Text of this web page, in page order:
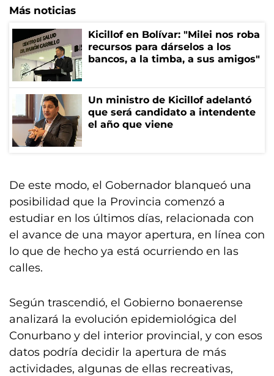
Más noticias
Kicillof en Bolívar: "Milei nos roba
recursos para dárselos a los
bancos, a la timba, a sus amigos"
Un ministro de Kicillof adelantó
que será candidato a intendente
el año que viene
De este modo, el Gobernador blanqueó una
posibilidad que la Provincia comenzó a
estudiar en los últimos días, relacionada con
el avance de una mayor apertura, en línea con
lo que de hecho ya está ocurriendo en las
calles.
Según trascendió, el Gobierno bonaerense
analizará la evolución epidemiológica del
Conurbano y del interior provincial, y con esos
datos podría decidir la apertura de más
actividades, algunas de ellas recreativas,